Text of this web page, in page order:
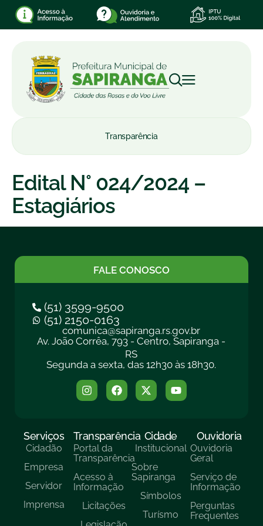
Transparência
Edital N° 024/2024 –
Estagiários
FALE CONOSCO
(51) 3599-9500
(51) 2150-0163
comunica@sapiranga.rs.gov.br
Av. João Corrêa, 793 - Centro, Sapiranga -
RS
Segunda a sexta, das 12h30 às 18h30.
Serviços
Cidadão
Empresa
Servidor
Imprensa
Transparência
Portal da
Transparência
Acesso à
Informação
Licitações
Cidade
Institucional
Sobre
Sapiranga
Símbolos
Turísmo
Ouvidoria
Ouvidoria
Geral
Serviço de
Informação
Perguntas
Frequentes